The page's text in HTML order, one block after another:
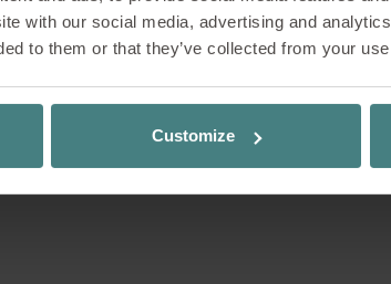
with our social media, advertising and
to them or that they’ve collected from your
Customize
1 / 17